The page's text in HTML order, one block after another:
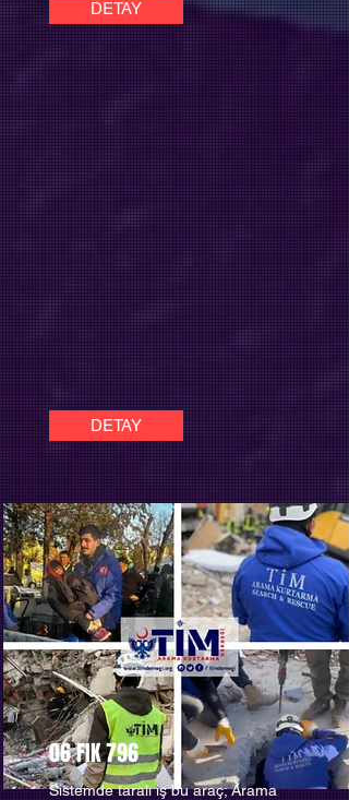
DETAY
DETAY
06 FIK 796
Sistemde taralı iş bu araç; Arama